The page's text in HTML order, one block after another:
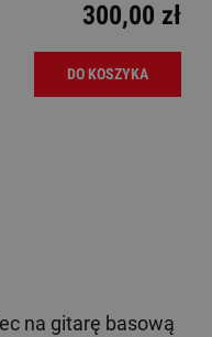
300,00 zł
DO KOSZYKA
na gitarę basową